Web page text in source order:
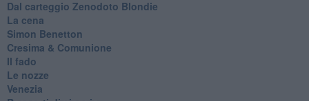
Dal carteggio Zenodoto Blondie
La cena
Simon Benetton
Cresima & Comunione
Il fado
Le nozze
Venezia